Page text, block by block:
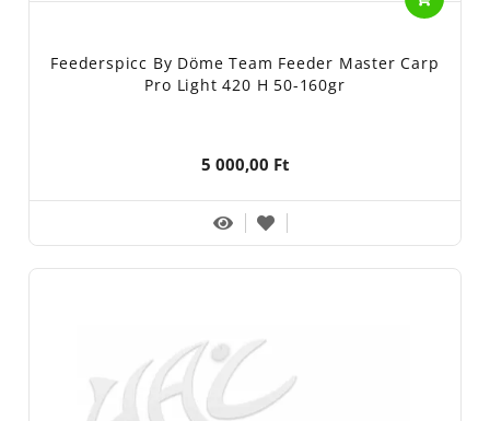
Feederspicc By Döme Team Feeder Master Carp
Pro Light 420 H 50-160gr
5 000,00 Ft